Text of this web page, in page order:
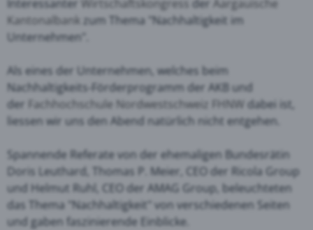
Interessanter Wirtschaftskongress der Aargauische
Kantonalbank zum Thema "Nachhaltigkeit im
Unternehmen".
Als eines der Unternehmen, welches beim
Nachhaltigkeits-Förderprogramm der AKB und
der
Fachhochschule Nordwestschweiz FHNW dabei ist,
liessen wir uns den Abend natürlich nicht entgehen.
Spannende Referate von der ehemaligen Bundesrätin
Doris Leuthard, Thomas P. Meier , CEO der Ricola Group
und Helmut Ruhl , CEO der AMAG Group , beleuchteten
das Thema "Nachhaltigkeit" von verschiedenen Seiten
und gaben faszinierende Einblicke.